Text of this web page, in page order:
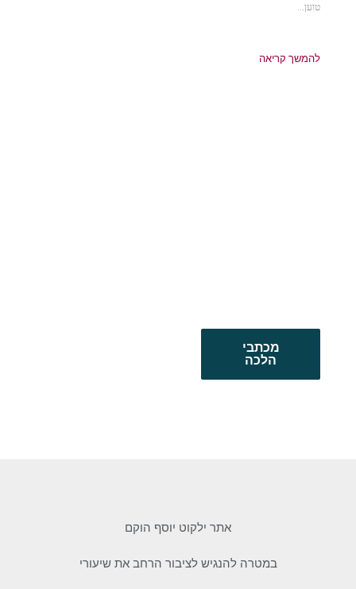
טוען...
להמשך קריאה
מכתבי
הלכה
אתר ילקוט יוסף הוקם
במטרה להנגיש לציבור הרחב את שיעורי